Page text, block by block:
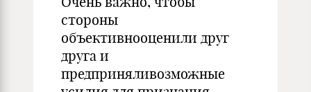
стороны
объективнооценили друг
друга и
предприняливозможные